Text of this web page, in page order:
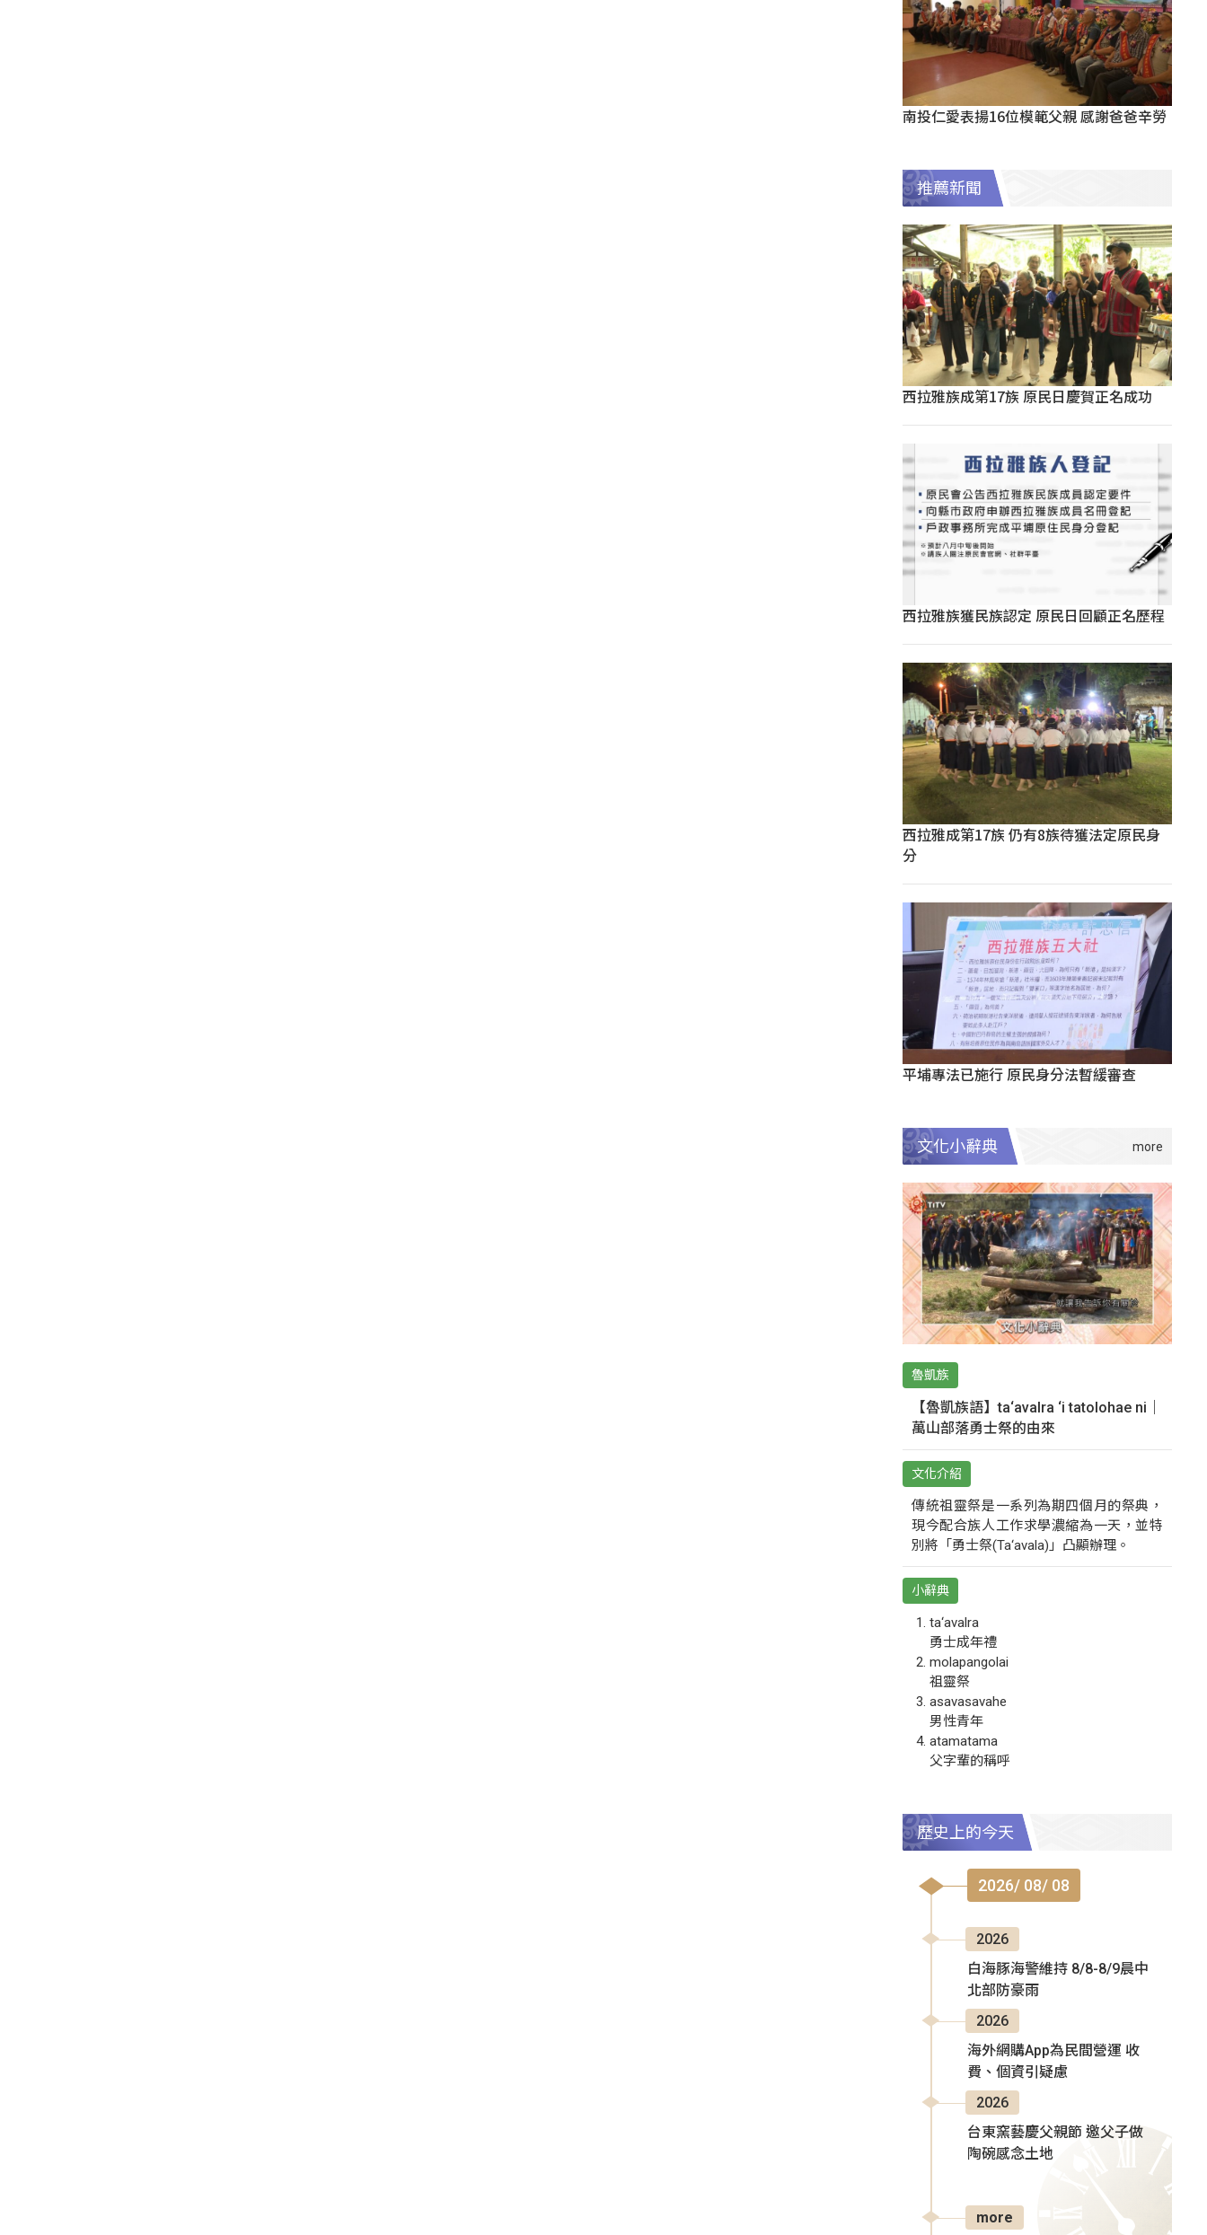
南投仁愛表揚16位模範父親 感謝爸爸辛勞
推薦新聞
西拉雅族成第17族 原民日慶賀正名成功
西拉雅族獲民族認定 原民日回顧正名歷程
西拉雅成第17族 仍有8族待獲法定原民身
分
平埔專法已施行 原民身分法暫緩審查
文化小辭典
魯凱族
【魯凱族語】ta‘avalra ‘i tatolohae ni｜
萬山部落勇士祭的由來
文化介紹
傳統祖靈祭是一系列為期四個月的祭典，
現今配合族人工作求學濃縮為一天，並特
別將「勇士祭(Ta‘avala)」凸顯辦理。
小辭典
ta‘avalra
勇士成年禮
molapangolai
祖靈祭
asavasavahe
男性青年
atamatama
父字輩的稱呼
歷史上的今天
2026/ 08/ 08
2026
白海豚海警維持 8/8-8/9晨中
北部防豪雨
2026
海外網購App為民間營運 收
費、個資引疑慮
2026
台東窯藝慶父親節 邀父子做
陶碗感念土地
more